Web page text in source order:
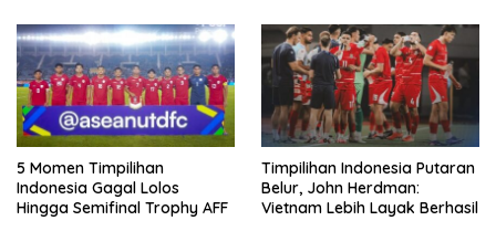
5 Momen Timpilihan
Indonesia Gagal Lolos
Hingga Semifinal Trophy AFF
Timpilihan Indonesia Putaran
Belur, John Herdman:
Vietnam Lebih Layak Berhasil